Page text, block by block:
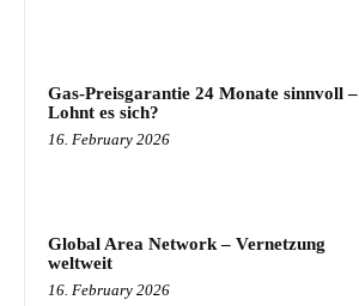
Gas-Preisgarantie 24 Monate sinnvoll –
Lohnt es sich?
16. February 2026
Global Area Network – Vernetzung
weltweit
16. February 2026